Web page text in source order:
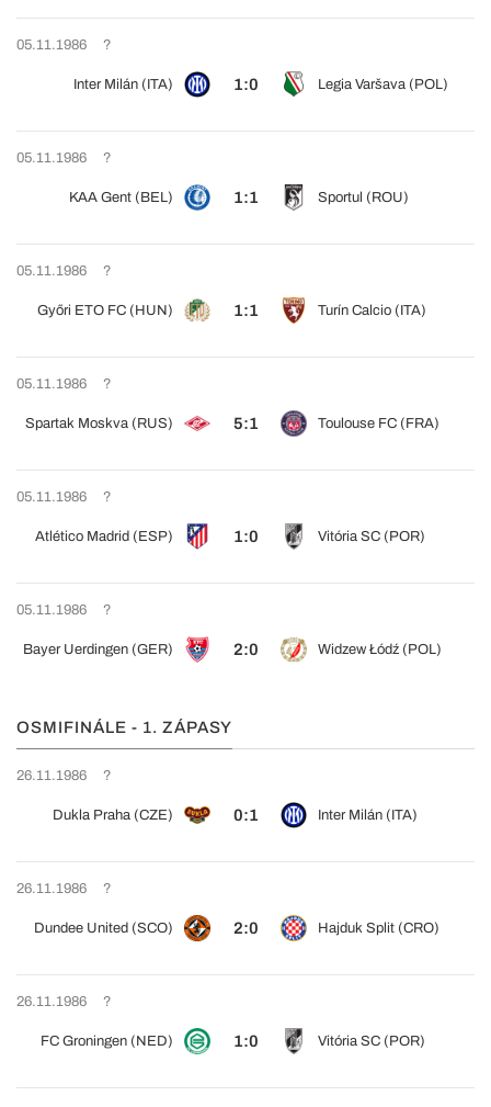
05.11.1986 ?
Inter Milán (ITA) 1:0 Legia Varšava (POL)
05.11.1986 ?
KAA Gent (BEL) 1:1 Sportul (ROU)
05.11.1986 ?
Győri ETO FC (HUN) 1:1 Turín Calcio (ITA)
05.11.1986 ?
Spartak Moskva (RUS) 5:1 Toulouse FC (FRA)
05.11.1986 ?
Atlético Madrid (ESP) 1:0 Vitória SC (POR)
05.11.1986 ?
Bayer Uerdingen (GER) 2:0 Widzew Łódź (POL)
OSMIFINÁLE - 1. ZÁPASY
26.11.1986 ?
Dukla Praha (CZE) 0:1 Inter Milán (ITA)
26.11.1986 ?
Dundee United (SCO) 2:0 Hajduk Split (CRO)
26.11.1986 ?
FC Groningen (NED) 1:0 Vitória SC (POR)